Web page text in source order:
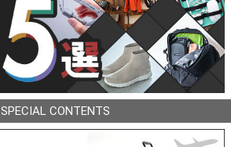
SPECIAL CONTENTS